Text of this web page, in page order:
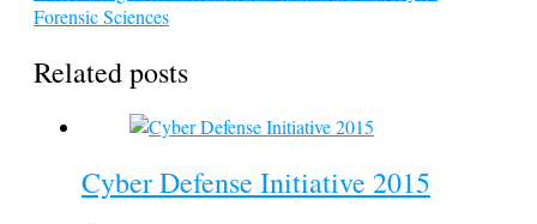
Forensic Sciences
Related posts
Cyber Defense Initiative 2015